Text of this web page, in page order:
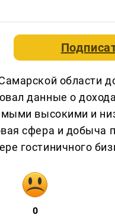
области
данные о
высокими и
сфера и
гостиничного
0